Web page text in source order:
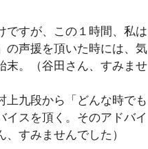
ですが、この１時間、私は
の声援を頂いた時には、気
末。（谷田さん、すみませ
上九段から「どんな時でも
イスを頂く。そのアドバイ
すみませんでした）